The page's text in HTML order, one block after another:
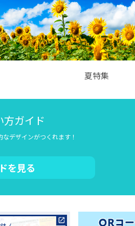
夏特集
方ガイド
デザインがつくれます！
を見る